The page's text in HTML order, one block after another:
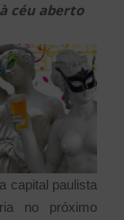
céu aberto
capital paulista
no próximo